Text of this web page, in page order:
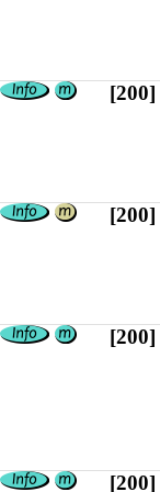
[200]
[200]
[200]
[200]